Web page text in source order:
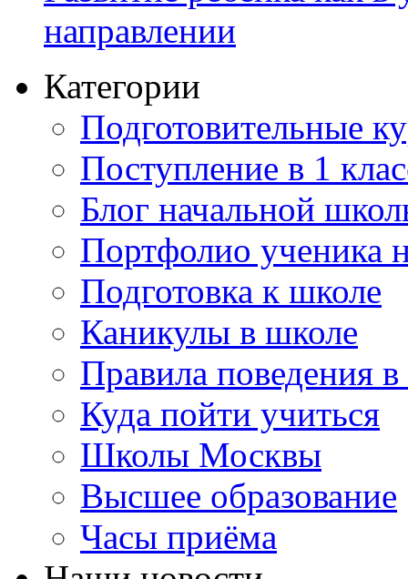
направлении
Категории
Подготовительные
Поступление в 1
Блог начальной
Портфолио ученика
Подготовка к школе
Каникулы в школе
Правила поведения
Куда пойти учиться
Школы Москвы
Высшее образование
Часы приёма